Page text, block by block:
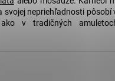
svojej nepriehľadnosti pôsobí
v tradičných